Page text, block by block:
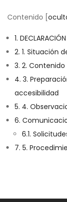
Contenido
1.
2. 1. Situación
3. 2.
4. 3.
accesibilidad
5. 4.
6.
6.1.
7. 5.